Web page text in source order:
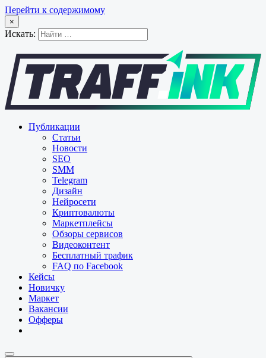
Перейти к содержимому
×
Искать:
Публикации
Статьи
Новости
SEO
SMM
Telegram
Дизайн
Нейросети
Криптовалюты
Маркетплейсы
Обзоры сервисов
Видеоконтент
Бесплатный трафик
FAQ по Facebook
Кейсы
Новичку
Маркет
Вакансии
Офферы